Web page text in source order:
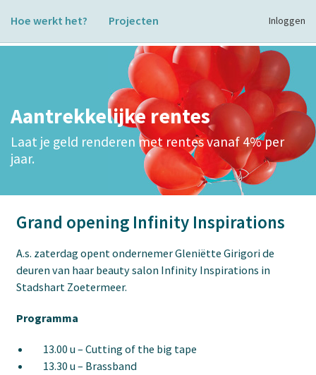
Hoe werkt het? Projecten Inloggen
Aantrekkelijke rentes
Laat je geld renderen met rentes vanaf 4% per
jaar.
Grand opening Infinity Inspirations
A.s. zaterdag opent ondernemer Gleniëtte Girigori de
deuren van haar beauty salon Infinity Inspirations in
Stadshart Zoetermeer.
Programma
13.00 u – Cutting of the big tape
13.30 u – Brassband